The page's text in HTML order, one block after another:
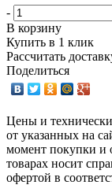
-
В корзину
Купить в 1 клик
Рассчитать
Поделиться
Цены и
от указанных на
момент покупки и
товарах носит
офертой в